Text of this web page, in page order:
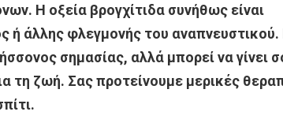
Η οξεία βρογχίτιδα συνήθως είναι
ή άλλης φλεγμονής του αναπνευστικού.
σημασίας, αλλά μπορεί να γίνει
τη ζωή. Σας προτείνουμε μερικές